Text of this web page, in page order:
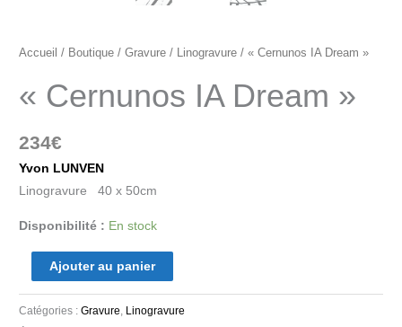
Accueil / Boutique /Gravure / Linogravure / « Cernunos IA Dream »
« Cernunos IA Dream »
234€
Yvon LUNVEN
Linogravure 40 x 50cm
Disponibilité : En stock
Ajouter au panier
Catégories :Gravure, Linogravure